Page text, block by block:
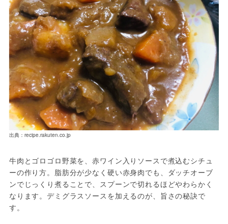
出典：recipe.rakuten.co.jp
牛肉とゴロゴロ野菜を、赤ワイン入りソースで煮込むシチュ
ーの作り方。脂肪分が少なく硬い赤身肉でも、ダッチオーブ
ンでじっくり煮ることで、スプーンで切れるほどやわらかく
なります。デミグラスソースを加えるのが、旨さの秘訣で
す。